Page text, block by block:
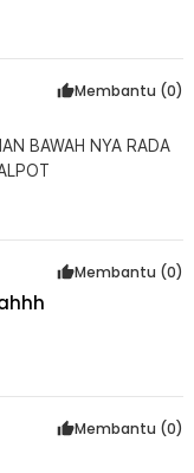
Membantu (0)
BAWAH NYA RADA
Membantu (0)
Membantu (0)